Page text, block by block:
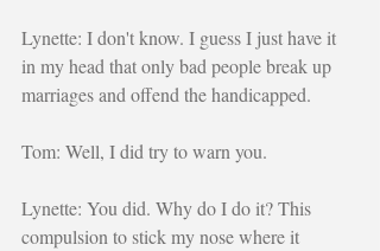
Lynette: I don't know. I guess I just have it
in my head that only bad people break up
marriages and offend the handicapped.
Tom: Well, I did try to warn you.
Lynette: You did. Why do I do it? This
compulsion to stick my nose where it